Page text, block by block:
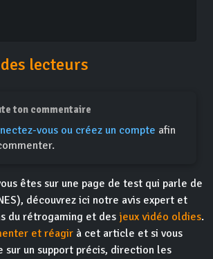
des lecteurs
ton commentaire
vous ou créez un compte afin
êtes sur une page de test qui parle de
découvrez ici notre avis expert et
du rétrogaming et des jeux vidéo oldies.
et réagir à cet article et si vous
sur un support précis, direction les